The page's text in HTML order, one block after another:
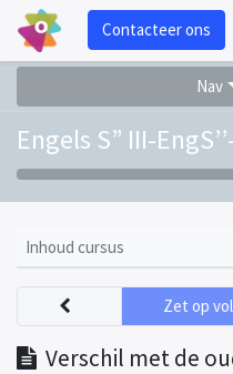
Contacteer ons
Nav
Engels S” III-
Inhoud cursus
Verschil met de
Zet op